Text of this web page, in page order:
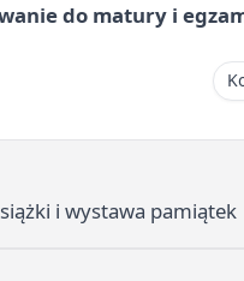
do matury i
i wystawa pamiątek